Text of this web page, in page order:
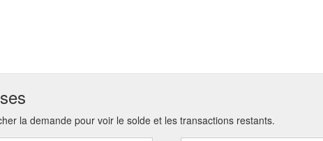
la demande pour voir le solde et les transactions restants.